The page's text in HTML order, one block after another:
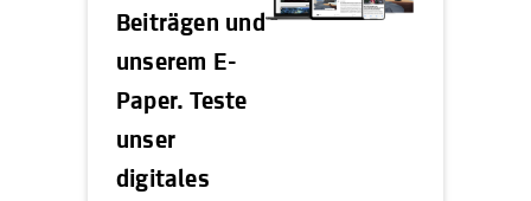
Beiträgen und
unserem E-
Paper. Teste
unser
digitales